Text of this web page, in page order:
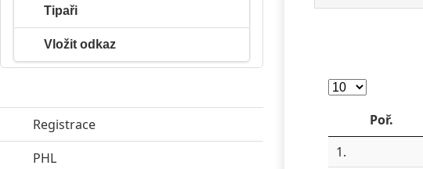
Poř.
1.
Tipaři
Vložit odkaz
Registrace
PHL